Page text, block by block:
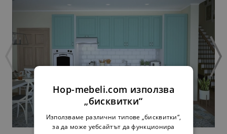
Hop-mebeli.com използва
„бисквитки“
Използваме различни типове „бисквитки“,
за да може уебсайтът да функционира